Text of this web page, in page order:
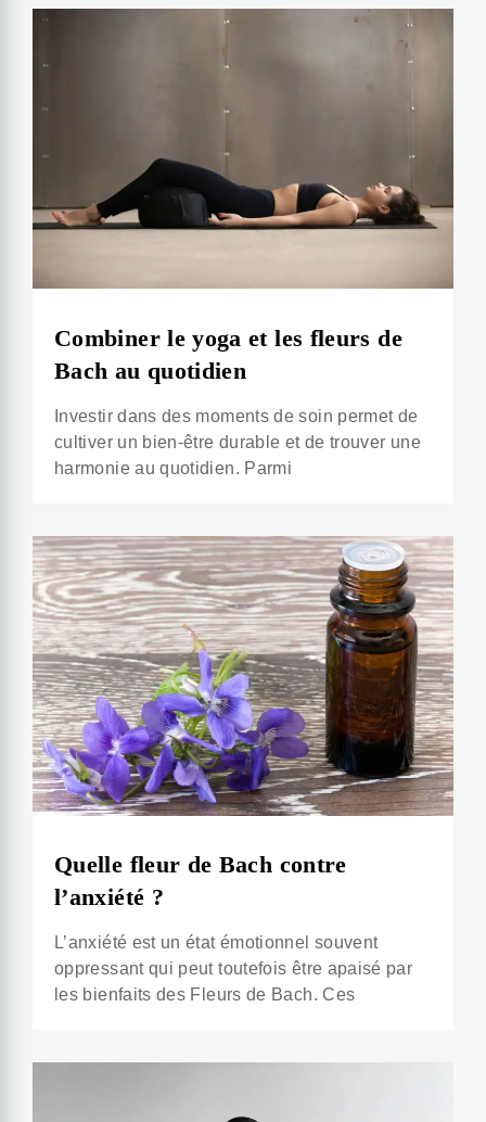
Combiner le yoga et les fleurs de
Bach au quotidien
Investir dans des moments de soin permet de
cultiver un bien-être durable et de trouver une
harmonie au quotidien. Parmi
Quelle fleur de Bach contre
l’anxiété ?
L’anxiété est un état émotionnel souvent
oppressant qui peut toutefois être apaisé par
les bienfaits des Fleurs de Bach. Ces